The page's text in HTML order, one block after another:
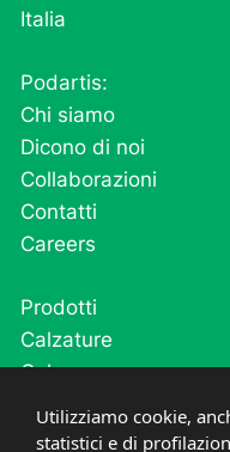
Italia
Podartis:
Chi siamo
Dicono di noi
Collaborazioni
Contatti
Careers
Prodotti
Calzature
Calze
Plantari
Utilizziamo cookie,
statistici e di